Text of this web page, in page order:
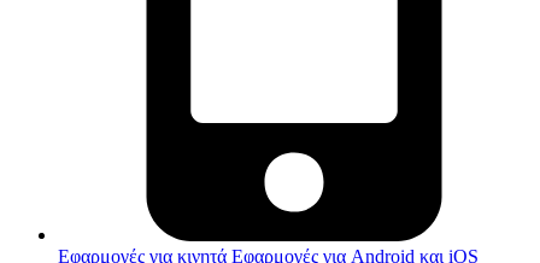
Εφαρμογές για κινητά Εφαρμογές για Android και iOS